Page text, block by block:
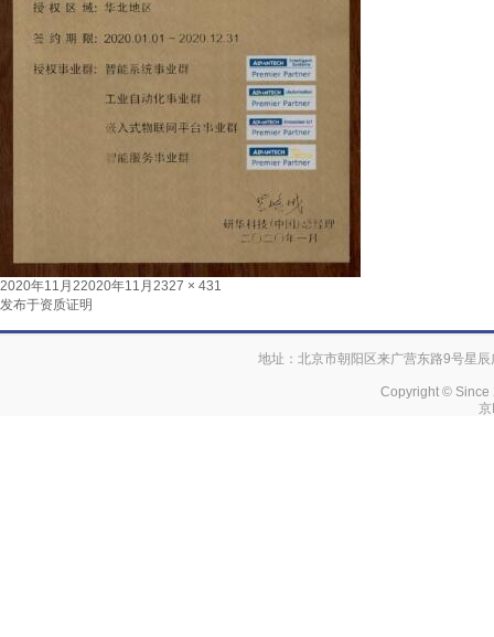
2020年11月22020年11月2327 × 431
发布于资质证明
地址：北京市朝阳区来广营东路9号星
Copyright © Since